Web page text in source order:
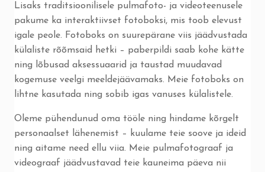
Lisaks traditsioonilisele pulmafoto- ja videoteenusele
pakume ka interaktiivset fotoboksi, mis toob elevust
igale peole. Fotoboks on suurepärane viis jäädvustada
külaliste rõõmsaid hetki – paberpildi saab kohe kätte
ning lõbusad aksessuaarid ja taustad muudavad
kogemuse veelgi meeldejäävamaks. Meie fotoboks on
lihtne kasutada ning sobib igas vanuses külalistele.
Oleme pühendunud oma tööle ning hindame kõrgelt
personaalset lähenemist – kuulame teie soove ja ideid
ning aitame need ellu viia. Meie pulmafotograaf ja
videograaf jäädvustavad teie kauneima päeva nii